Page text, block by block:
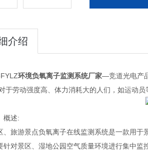
介绍
环境负氧离子监测系统厂家—竞道光电产
于劳动强度高、体力消耗大的人们，如运动
述:
游景点负氧离子在线监测系统是一款用于
针对景区、湿地公园空气质量环境进行集中